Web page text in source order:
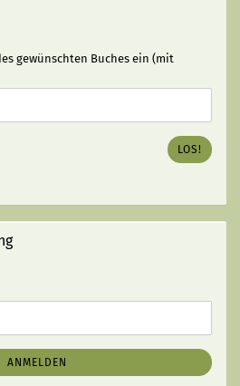
gewünschten Buches ein (mit
LOS!
ANMELDEN